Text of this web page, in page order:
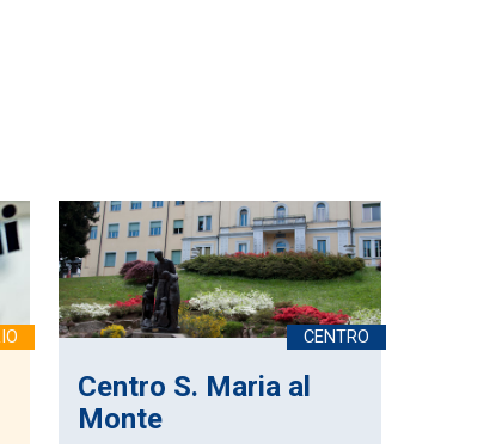
Centro S. Maria al
Monte